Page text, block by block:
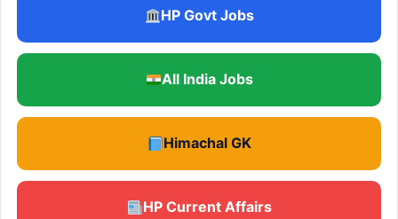
HP Govt Jobs
All India Jobs
Himachal GK
HP Current Affairs